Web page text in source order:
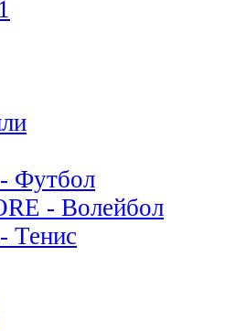
Футбол
- Волейбол
Тенис